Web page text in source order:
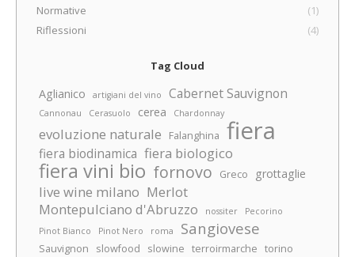
Normative
(1)
Riflessioni
(4)
Tag Cloud
Aglianico artigiani del vino Cabernet Sauvignon
Cannonau Cerasuolo cerea Chardonnay
evoluzione naturale Falanghina fiera
fiera biodinamica fiera biologico
fiera vini bio fornovo Greco grottaglie
live wine milano Merlot
Montepulciano d'Abruzzo
nossiter
Pecorino
Pinot Bianco
Pinot Nero roma Sangiovese
Sauvignon slowfood slowine terroirmarche torino